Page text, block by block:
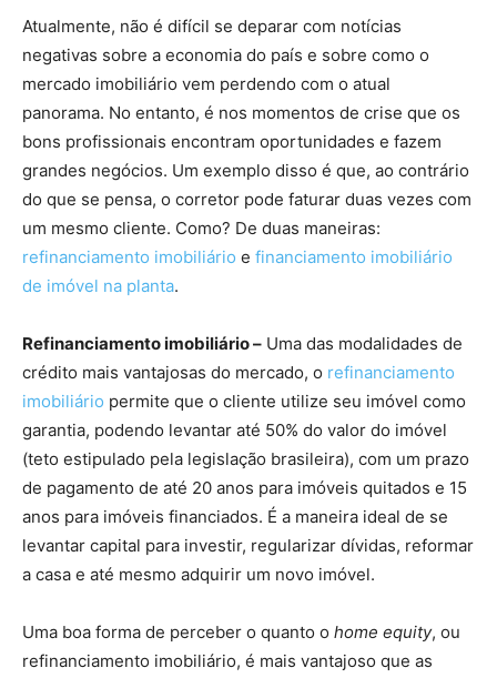
Atualmente, não é difícil se deparar com notícias
negativas sobre a economia do país e sobre como o
mercado imobiliário vem perdendo com o atual
panorama. No entanto, é nos momentos de crise que os
bons profissionais encontram oportunidades e fazem
grandes negócios. Um exemplo disso é que, ao contrário
do que se pensa, o corretor pode faturar duas vezes com
um mesmo cliente. Como? De duas maneiras:
refinanciamento imobiliário e financiamento imobiliário
de imóvel na planta.
Refinanciamento imobiliário – Uma das modalidades de
crédito mais vantajosas do mercado, o refinanciamento
imobiliário permite que o cliente utilize seu imóvel como
garantia, podendo levantar até 50% do valor do imóvel
(teto estipulado pela legislação brasileira), com um prazo
de pagamento de até 20 anos para imóveis quitados e 15
anos para imóveis financiados. É a maneira ideal de se
levantar capital para investir, regularizar dívidas, reformar
a casa e até mesmo adquirir um novo imóvel.
Uma boa forma de perceber o quanto o home equity, ou
refinanciamento imobiliário, é mais vantajoso que as